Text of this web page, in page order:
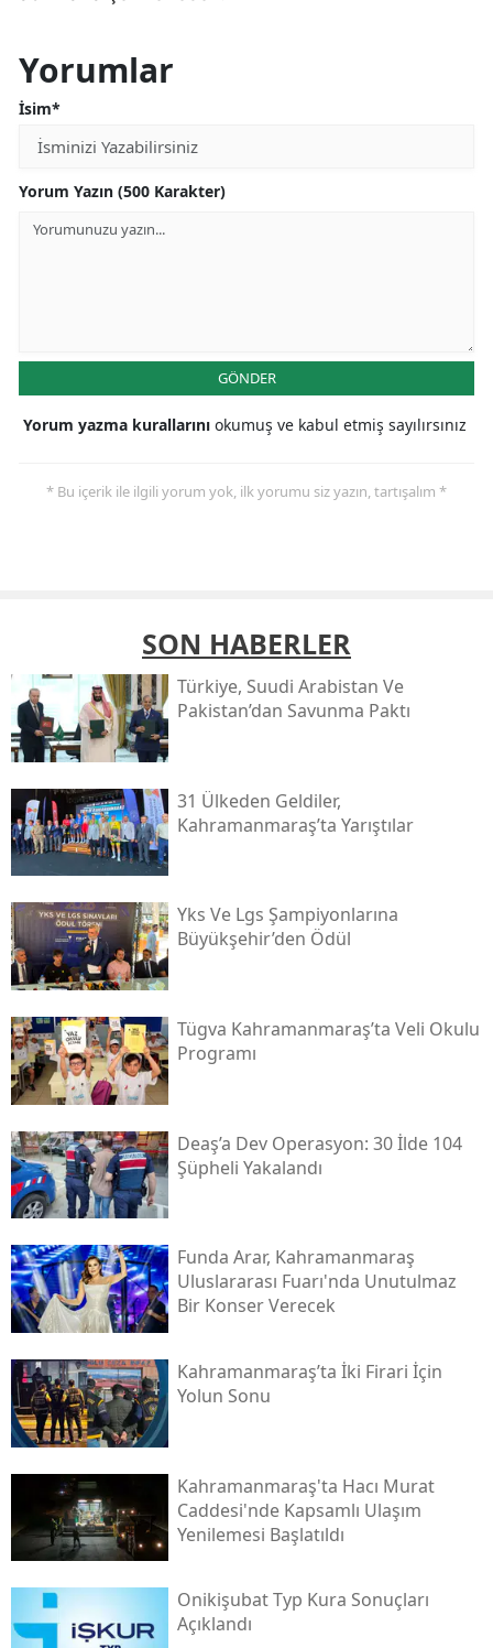
Yorumlar
İsim*
Yorum Yazın (500 Karakter)
GÖNDER
Yorum yazma kurallarını okumuş ve kabul etmiş sayılırsınız
* Bu içerik ile ilgili yorum yok, ilk yorumu siz yazın, tartışalım *
SON HABERLER
Türkiye, Suudi Arabistan Ve
Pakistan’dan Savunma Paktı
31 Ülkeden Geldiler,
Kahramanmaraş’ta Yarıştılar
Yks Ve Lgs Şampiyonlarına
Büyükşehir’den Ödül
Tügva Kahramanmaraş’ta Veli Okulu
Programı
Deaş’a Dev Operasyon: 30 İlde 104
Şüpheli Yakalandı
Funda Arar, Kahramanmaraş
Uluslararası Fuarı'nda Unutulmaz
Bir Konser Verecek
Kahramanmaraş’ta İki Firari İçin
Yolun Sonu
Kahramanmaraş'ta Hacı Murat
Caddesi'nde Kapsamlı Ulaşım
Yenilemesi Başlatıldı
Onikişubat Typ Kura Sonuçları
Açıklandı